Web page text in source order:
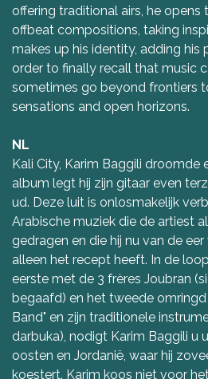
offering traditional airs, he
offbeat compositions, taking
makes up his identity, adding his
order to finally recall that music
sometimes go beyond frontiers
sensations and open horizons.
NL
Kali City, Karim Baggili droomde
album legt hij zijn gitaar even
ud. Deze luit is onlosmakelijk
Arabische muziek die de artiest
gedragen en die hij nu van de
alleen het recept heeft. In de
eerste met de 3 frères Joubran
begaafd) en het tweede omringd
Band" en zijn traditionele
darbuka), nodigt Karim Baggili u
oosten en Jordanië, waar hij
koestert. Karim koos niet voor